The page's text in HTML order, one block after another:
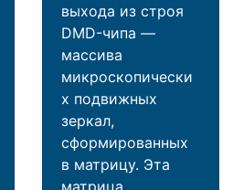
выхода из строя
DMD-чипа —
массива
микроскопически
х подвижных
зеркал,
сформированных
в матрицу. Эта